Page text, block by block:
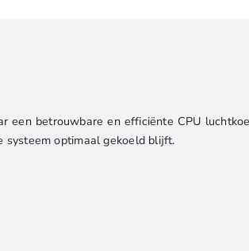
aantal
een betrouwbare en efficiënte CPU
systeem optimaal gekoeld blijft.